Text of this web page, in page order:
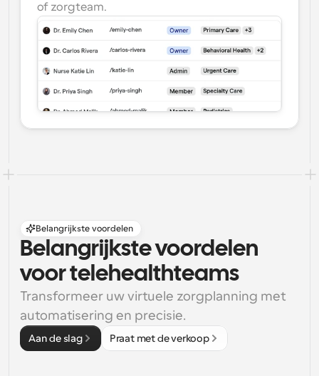
of zorgteam.
Belangrijkste voordelen
Belangrijkste voordelen
voor telehealthteams
Transformeer uw virtuele zorgplanning met
automatisering en precisie.
Aan de slag Praat met de verkoop